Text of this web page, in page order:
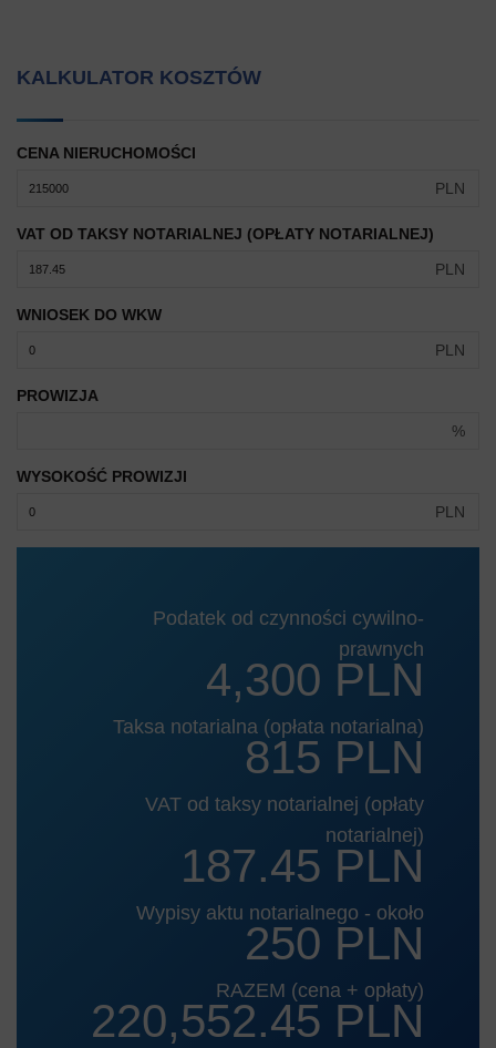
KALKULATOR KOSZTÓW
CENA NIERUCHOMOŚCI
PLN
VAT OD TAKSY NOTARIALNEJ (OPŁATY NOTARIALNEJ)
PLN
WNIOSEK DO WKW
PLN
PROWIZJA
%
WYSOKOŚĆ PROWIZJI
PLN
Podatek od czynności cywilno-
prawnych
4,300 PLN
Taksa notarialna (opłata notarialna)
815 PLN
VAT od taksy notarialnej (opłaty
notarialnej)
187.45 PLN
Wypisy aktu notarialnego - około
250 PLN
RAZEM (cena + opłaty)
220,552.45 PLN